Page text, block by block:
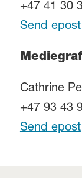
+47 41 30
Send epost
Cathrine
+47 93 43
Send epost